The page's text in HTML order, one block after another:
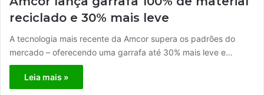
reciclado e 30% mais leve
A tecnologia mais recente da Amcor supera os padrões do
mercado – oferecendo uma garrafa até 30% mais leve e…
Leia mais »